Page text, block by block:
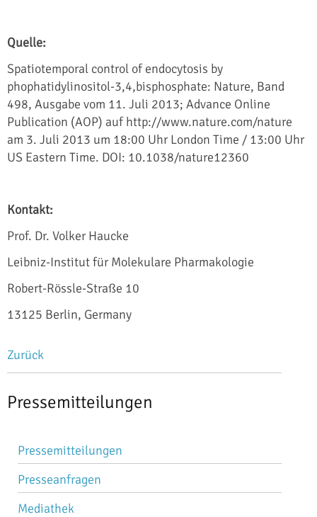
Quelle:
Spatiotemporal control of endocytosis by
phophatidylinositol-3,4,bisphosphate: Nature, Band
498, Ausgabe vom 11. Juli 2013; Advance Online
Publication (AOP) auf http://www.nature.com/nature
am 3. Juli 2013 um 18:00 Uhr London Time / 13:00 Uhr
US Eastern Time. DOI: 10.1038/nature12360
Kontakt:
Prof. Dr. Volker Haucke
Leibniz-Institut für Molekulare Pharmakologie
Robert-Rössle-Straße 10
13125 Berlin, Germany
Zurück
Pressemitteilungen
Navigation
überspringen
Pressemitteilungen
Presseanfragen
Mediathek